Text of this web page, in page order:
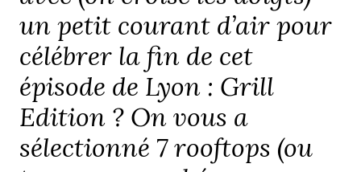
un petit courant d’air pour
célébrer la fin de cet
épisode de Lyon : Grill
Edition ? On vous a
sélectionné 7 rooftops (ou